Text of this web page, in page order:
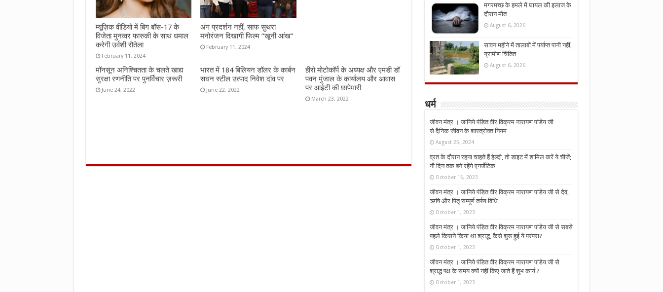
म्यूज़िक वीडियो में बिग बॉस-17 के
विजेता मुनव्वर फारुकी के साथ धमाल
करेगी उर्वशी रौतेला
February 11, 2024
अंग प्रदर्शन नहीं, साफ सुथरा
मनोरंजन दिखागी फिल्म “खूनी आंख”
February 11, 2024
मॉनसून अनिश्चितता के चलते खाद्य
सुरक्षा रणनीति पर पुनर्विचार ज़रूरी
June 24, 2022
भारत में 184 बिलियन डॉलर के कार्बन
सघन स्टील उत्पाद निवेश दांव पर
June 22, 2022
हीरो मोटोकॉर्प के अध्यक्ष और एमडी डॉ
पवन मुंजाल के कार्यालय और आवास
पर आईटी की छापेमारी
March 23, 2022
मगरमच्छ के हमले में घायल की इलाज के
दौरान मौत
August 6, 2026
सावन महीने में तालाबों में पर्याप्त पानी नहीं,
ग्रामीण चिंतित
August 6, 2026
धर्म
जीवन मंत्र । जानिये पंडित वीर विक्रम नारायण पांडेय जी
से दैनिक जीवन के शास्त्रोक्त नियम
August 25, 2024
व्रत के दौरान रहना चाहते हैं हेल्दी, तो डाइट में शामिल करें ये चीजें;
नौ दिन तक बने रहेंगे एनर्जेटिक
October 15, 2023
जीवन मंत्र । जानिये पंडित वीर विक्रम नारायण पांडेय जी से देव,
ऋषि और पितृ सम्पूर्ण तर्पण विधि
October 1, 2023
जीवन मंत्र । जानिये पंडित वीर विक्रम नारायण पांडेय जी से सबसे
पहले किसने किया था श्राद्ध, कैसे शुरू हुई ये परंपरा?
October 1, 2023
जीवन मंत्र । जानिये पंडित वीर विक्रम नारायण पांडेय जी से
श्राद्ध पक्ष के समय क्यों नहीं किए जाते हैं शुभ कार्य ?
October 1, 2023